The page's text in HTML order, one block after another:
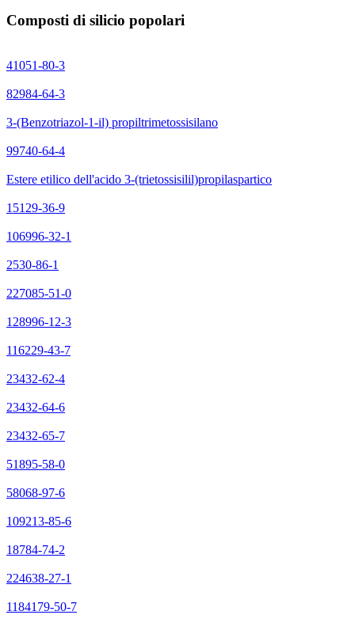
Composti di silicio popolari
41051-80-3
82984-64-3
3-(Benzotriazol-1-il) propiltrimetossisilano
99740-64-4
Estere etilico dell'acido 3-(trietossisilil)propilaspartico
15129-36-9
106996-32-1
2530-86-1
227085-51-0
128996-12-3
116229-43-7
23432-62-4
23432-64-6
23432-65-7
51895-58-0
58068-97-6
109213-85-6
18784-74-2
224638-27-1
1184179-50-7